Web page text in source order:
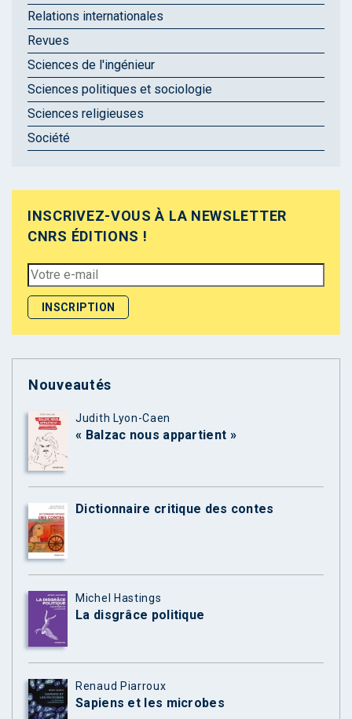
Relations internationales
Revues
Sciences de l'ingénieur
Sciences politiques et sociologie
Sciences religieuses
Société
INSCRIVEZ-VOUS À LA NEWSLETTER
CNRS ÉDITIONS !
Nouveautés
Judith Lyon-Caen
« Balzac nous appartient »
Dictionnaire critique des contes
Michel Hastings
La disgrâce politique
Renaud Piarroux
Sapiens et les microbes